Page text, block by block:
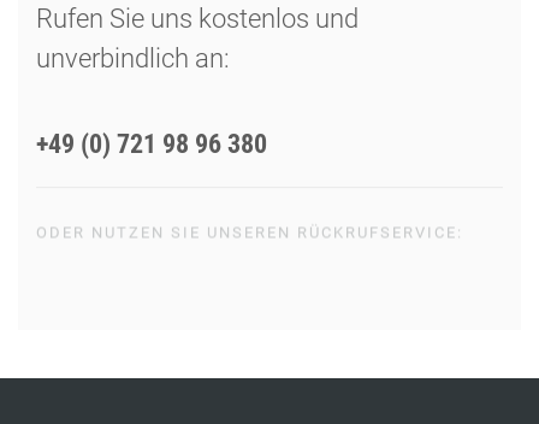
Rufen Sie uns kostenlos und
unverbindlich an:
+49 (0) 721 98 96 380
ODER NUTZEN SIE UNSEREN RÜCKRUFSERVICE: